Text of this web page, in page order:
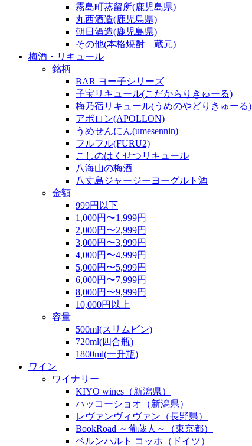
霧島町蒸留所(鹿児島県)
丸西酒造(鹿児島県)
朝日酒造(鹿児島県)
その他(本格焼酎 蔵元)
梅酒・リキュール
銘柄
BAR ヨー子シリーズ
子宝リキュール(こだからりきゅーる)
梅乃宿リキュール(うめのやどりきゅーる)
アポロン(APOLLON)
うめせんにん(umesennin)
フルフル(FURU2)
こしのはくせつリキュール
八海山の梅酒
八丈島ジャージーヨーグルト酒
金額
999円以下
1,000円〜1,999円
2,000円〜2,999円
3,000円〜3,999円
4,000円〜4,999円
5,000円〜5,999円
6,000円〜7,999円
8,000円〜9,999円
10,000円以上
容量
500ml(スリムビン)
720ml(四合瓶)
1800ml(一升瓶)
ワイン
ワイナリー
KIYO wines（新潟県）
ハッコーショオ（新潟県）
レヴァンヴィヴァン（長野県）
BookRoad ～葡蔵人～（東京都）
ベルンハルト コッホ（ドイツ）